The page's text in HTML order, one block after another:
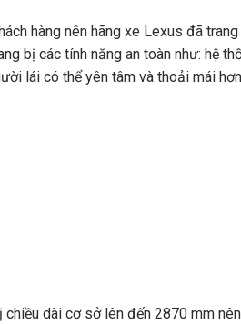
hàng nên hãng xe Lexus đã
bị các tính năng an toàn như: hệ
lái có thể yên tâm và thoải mái
dài cơ sở lên đến 2870 mm